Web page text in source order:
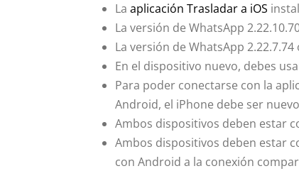
La aplicación Trasladar a iOS
La versión de WhatsApp
La versión de WhatsApp
En el dispositivo nuevo, debes
Para poder conectarse con la
Android, el iPhone debe ser
Ambos dispositivos deben estar
Ambos dispositivos deben estar
con Android a la conexión